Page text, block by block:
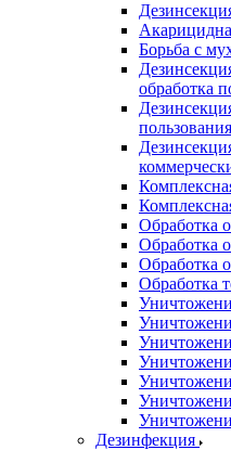
Борьба с
обработка
пользования
Обработка
Обработка
Обработка
Обработка
Дезинфекция